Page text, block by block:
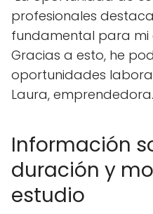
profesionales
fundamental para mi
Gracias a esto, he
oportunidades
Laura, emprendedora.
Información
duración y
estudio